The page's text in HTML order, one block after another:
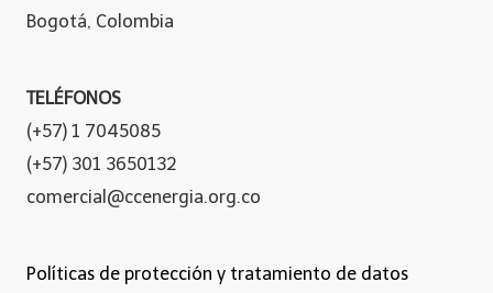
Bogotá, Colombia
TELÉFONOS
(+57) 1 7045085
(+57) 301 3650132
comercial@ccenergia.org.co
Políticas de protección y tratamiento de datos